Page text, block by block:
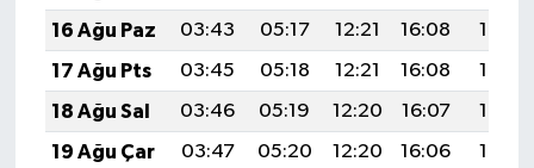
16 Ağu Paz
03:43 05:17 12:21 16:08
19:14
17 Ağu Pts
03:45 05:18 12:21 16:08
19:13
18 Ağu Sal
03:46 05:19 12:20 16:07
19:12
19 Ağu Çar
03:47 05:20 12:20 16:06
19:10